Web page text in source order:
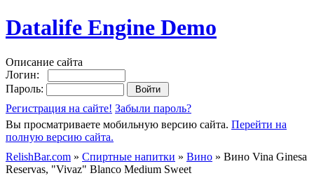
Datalife Engine Demo
Описание сайта
Логин:
Пароль:
Регистрация на сайте! Забыли пароль?
Вы просматриваете мобильную версию сайта. Перейти на
полную версию сайта.
RelishBar.com » Спиртные напитки » Вино » Вино Vina Ginesa
Reservas, "Vivaz" Blanco Medium Sweet